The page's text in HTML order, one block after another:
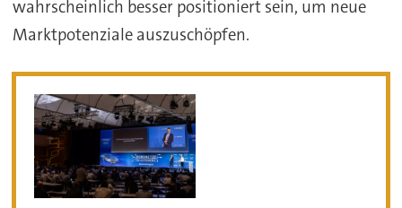
wahrscheinlich besser positioniert sein, um neue
Marktpotenziale auszuschöpfen.